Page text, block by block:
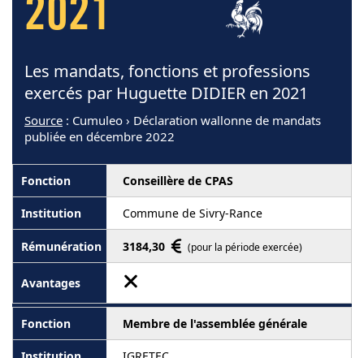
2021
Les mandats, fonctions et professions
exercés par Huguette DIDIER en 2021
Source : Cumuleo › Déclaration wallonne de mandats
publiée en décembre 2022
Conseillère de CPAS
Commune de Sivry-Rance
3184,30 (pour la période exercée)
Membre de l'assemblée générale